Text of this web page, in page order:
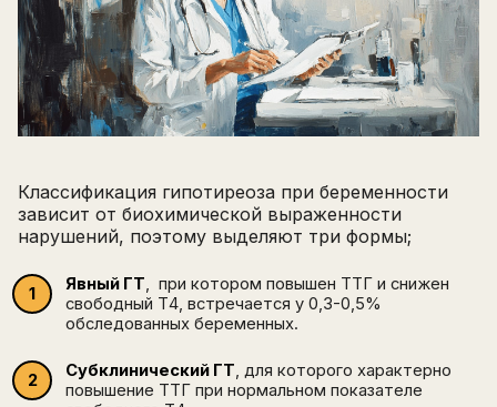
Классификация гипотиреоза при беременности
зависит от биохимической выраженности
нарушений, поэтому выделяют три формы;
Явный ГТ, при котором повышен ТТГ и снижен
свободный Т4, встречается у 0,3-0,5%
обследованных беременных.
Субклинический ГТ, для которого характерно
повышение ТТГ при нормальном показателе